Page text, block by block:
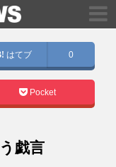
はてブ 0
Pocket
戯言